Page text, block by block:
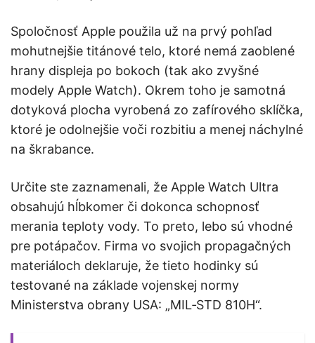
Spoločnosť Apple použila už na prvý pohľad
mohutnejšie titánové telo, ktoré nemá zaoblené
hrany displeja po bokoch (tak ako zvyšné
modely Apple Watch). Okrem toho je samotná
dotyková plocha vyrobená zo zafírového sklíčka,
ktoré je odolnejšie voči rozbitiu a menej náchylné
na škrabance.
Určite ste zaznamenali, že Apple Watch Ultra
obsahujú hĺbkomer či dokonca schopnosť
merania teploty vody. To preto, lebo sú vhodné
pre potápačov. Firma vo svojich propagačných
materiáloch deklaruje, že tieto hodinky sú
testované na základe vojenskej normy
Ministerstva obrany USA: „MIL‑STD 810H“.